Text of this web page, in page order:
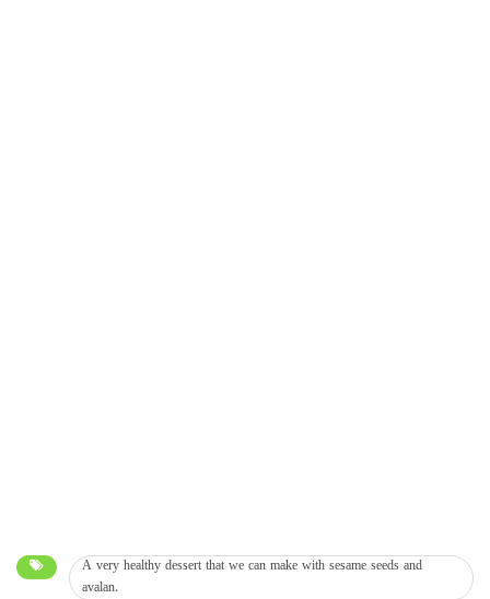
A very healthy dessert that we can make with sesame seeds and
avalan.